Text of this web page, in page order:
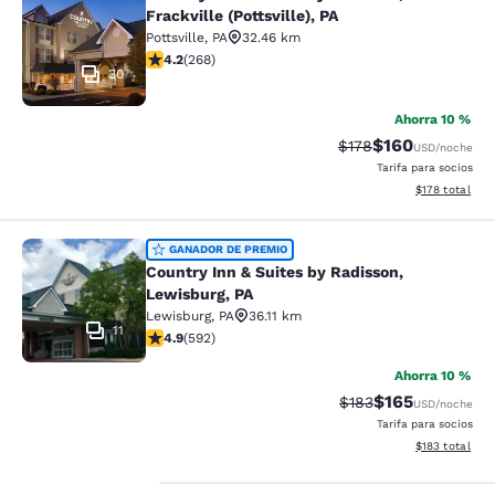
30
Frackville (Pottsville), PA
Pottsville, PA
32.46 km
Calificación de 4.24 estrellas. Excelente. 268 reseñas
4.2(268)
Ahorra 10 %
Tarifa tachada:
$178Tarifa reducida:
$160USD/noche
Tarifa para socios
Ver detalles
$178 total
Country Inn & Suites by Radisson,
11
GANADOR DE PREMIO
Country Inn & Suites by Radisson,
Lewisburg, PA
Lewisburg, PA
36.11 km
Calificación de 4.94 estrellas. Excepcional. 592
4.9(592)
Ahorra 10 %
Tarifa tachada:
$183Tarifa reducida:
$165USD/noche
Tarifa para socios
Ver detalles
$183 total